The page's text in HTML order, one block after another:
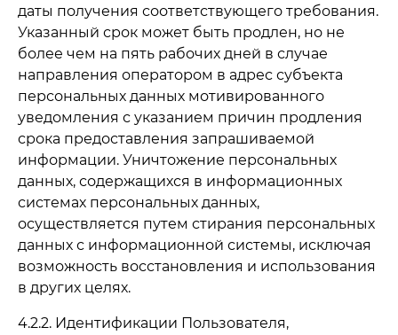
даты получения соответствующего требования.
Указанный срок может быть продлен, но не
более чем на пять рабочих дней в случае
направления оператором в адрес субъекта
персональных данных мотивированного
уведомления с указанием причин продления
срока предоставления запрашиваемой
информации. Уничтожение персональных
данных, содержащихся в информационных
системах персональных данных,
осуществляется путем стирания персональных
данных с информационной системы, исключая
возможность восстановления и использования
в других целях.
4.2.2. Идентификации Пользователя,